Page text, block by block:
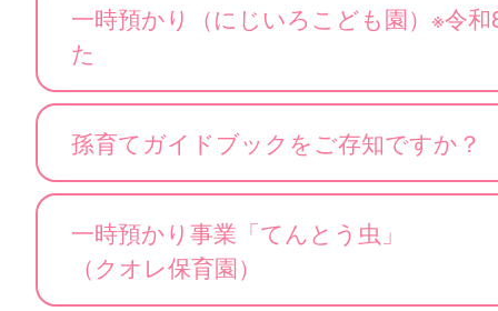
一時預かり（にじいろこども園）※令
た
孫育てガイドブックをご存知ですか？
一時預かり事業「てんとう虫」
（クオレ保育園）